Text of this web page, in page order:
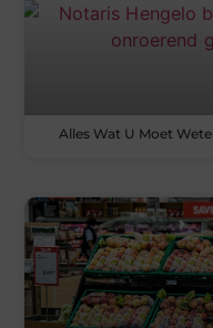
Alles Wat U Moet